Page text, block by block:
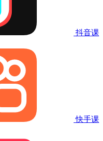
抖音课
快手课